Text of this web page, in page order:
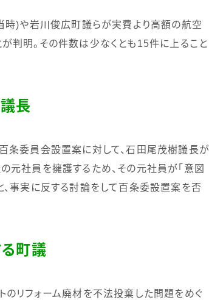
時)や岩川俊広町議らが実費より高額の航空
判明。その件数は少なくとも 15件に上ること
長
条委員会設置案に対して、石田尾茂樹議長が
社員を擁護するため、その元社員が「意図
事実に反する討論をして百条委設置案を否
町議
リフォーム廃材を不法投棄した問題をめぐ